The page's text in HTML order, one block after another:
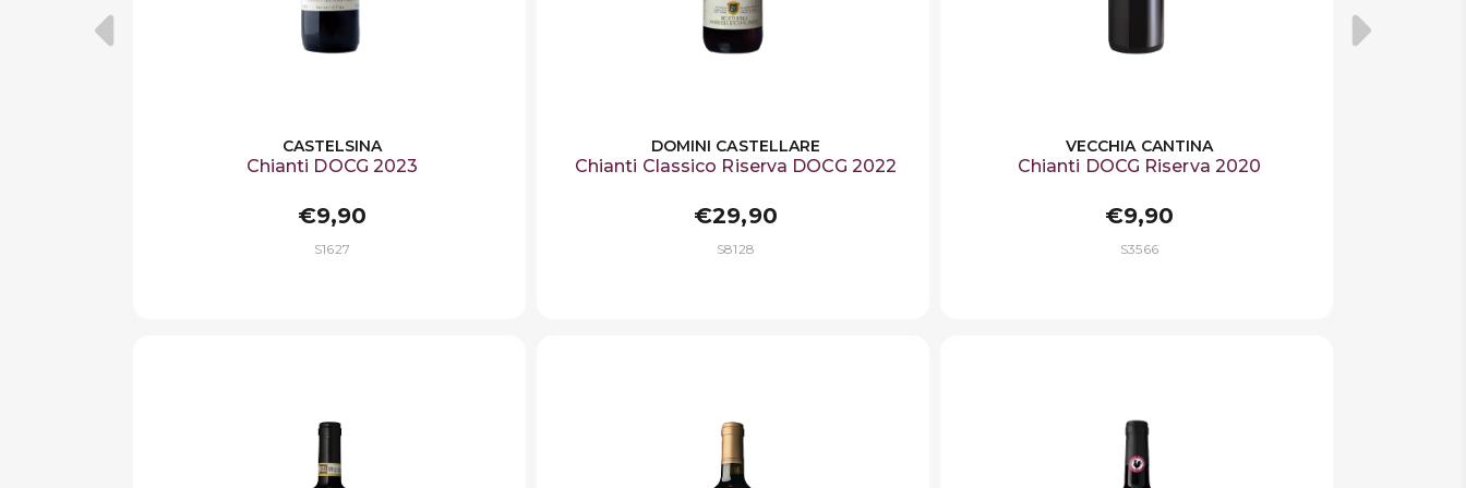
CASTELSINA
Chianti DOCG 2023
€9,90
S1627
DOMINI CASTELLARE
Chianti Classico Riserva DOCG 2022
€29,90
S8128
VECCHIA CANTINA
Chianti DOCG Riserva 2020
€9,90
S3566